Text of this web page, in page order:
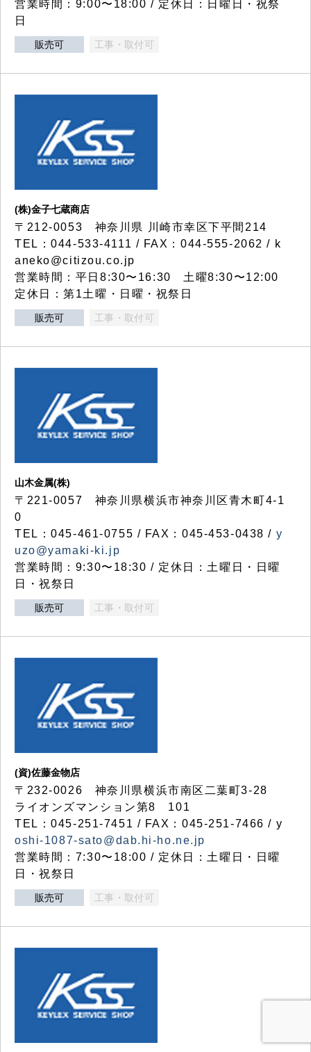
営業時間：9:00〜18:00 / 定休日：日曜日・祝祭
日
販売可 工事・取付可
(株)金子七蔵商店
〒212-0053 神奈川県 川崎市幸区下平間214
TEL：044-533-4111 / FAX：044-555-2062 / k
aneko@citizou.co.jp
営業時間：平日8:30〜16:30 土曜8:30〜12:00
定休日：第1土曜・日曜・祝祭日
販売可 工事・取付可
山木金属(株)
〒221-0057 神奈川県横浜市神奈川区青木町4-1
0
TEL：045-461-0755 / FAX：045-453-0438 / y
uzo@yamaki-ki.jp
営業時間：9:30〜18:30 / 定休日：土曜日・日曜
日・祝祭日
販売可 工事・取付可
(資)佐藤金物店
〒232-0026 神奈川県横浜市南区二葉町3-28
ライオンズマンション第8 101
TEL：045-251-7451 / FAX：045-251-7466 / y
oshi-1087-sato@dab.hi-ho.ne.jp
営業時間：7:30〜18:00 / 定休日：土曜日・日曜
日・祝祭日
販売可 工事・取付可